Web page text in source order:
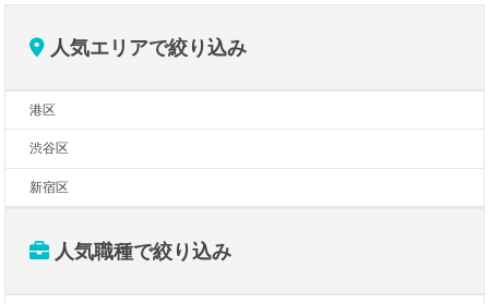
人気エリアで絞り込み
港区
渋谷区
新宿区
人気職種で絞り込み